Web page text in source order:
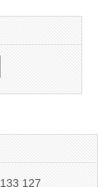
133 127